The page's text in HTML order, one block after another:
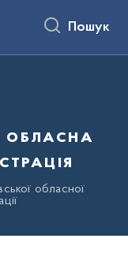
Пошук
обласна
обласної